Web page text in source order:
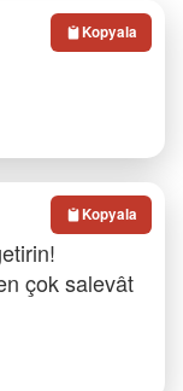
Kopyala
çok salevât
Kopyala